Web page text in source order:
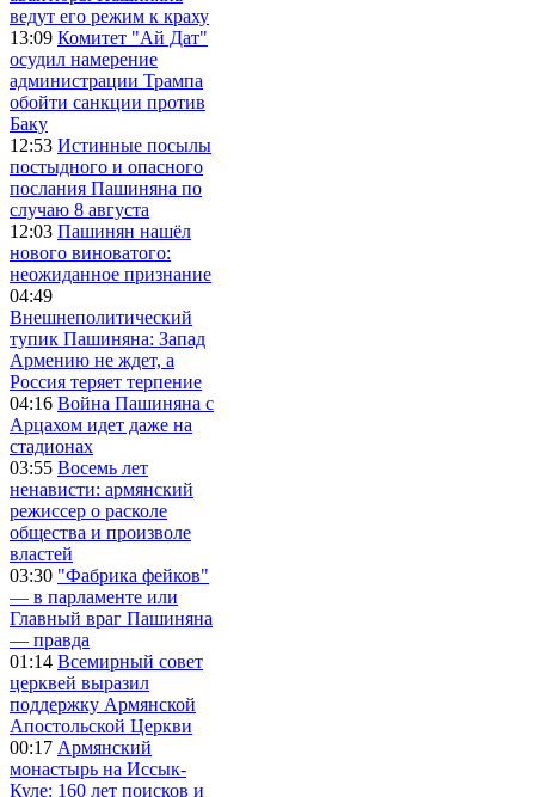
ведут его режим к краху
13:09 Комитет "Ай Дат"
осудил намерение
администрации Трампа
обойти санкции против
Баку
12:53 Истинные посылы
постыдного и опасного
послания Пашиняна по
случаю 8 августа
12:03 Пашинян нашёл
нового виноватого:
неожиданное признание
04:49
Внешнеполитический
тупик Пашиняна: Запад
Армению не ждет, а
Россия теряет терпение
04:16 Война Пашиняна с
Арцахом идет даже на
стадионах
03:55 Восемь лет
ненависти: армянский
режиссер о расколе
общества и произволе
властей
03:30 "Фабрика фейков"
— в парламенте или
Главный враг Пашиняна
— правда
01:14 Всемирный совет
церквей выразил
поддержку Армянской
Апостольской Церкви
00:17 Армянский
монастырь на Иссык-
Куле: 160 лет поисков и